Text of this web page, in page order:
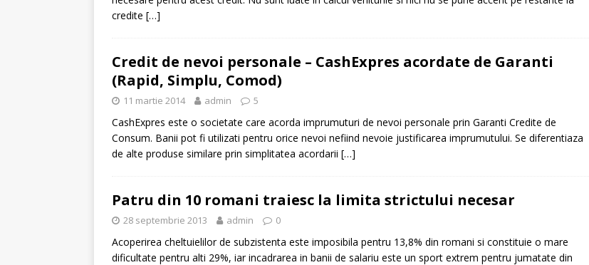
credite […]
Credit de nevoi personale – CashExpres acordate de Garanti
(Rapid, Simplu, Comod)
11 martie 2014 admin 5
CashExpres este o societate care acorda imprumuturi de nevoi personale prin Garanti Credite de
Consum. Banii pot fi utilizati pentru orice nevoi nefiind nevoie justificarea imprumutului. Se diferentiaza
de alte produse similare prin simplitatea acordarii […]
Patru din 10 romani traiesc la limita strictului necesar
28 septembrie 2013 admin 0
Acoperirea cheltuielilor de subzistenta este imposibila pentru 13,8% din romani si constituie o mare
dificultate pentru alti 29%, iar incadrarea in banii de salariu este un sport extrem pentru jumatate din